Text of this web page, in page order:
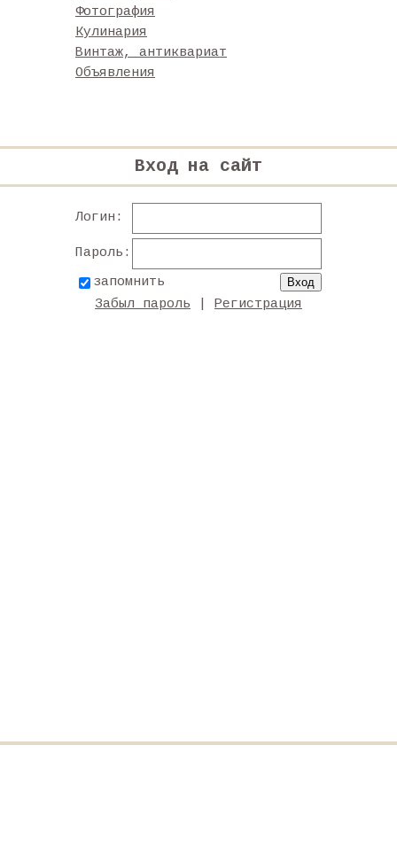
Фотография
Кулинария
Винтаж, антиквариат
Объявления
Вход на сайт
Логин:
Пароль:
запомнить
Забыл пароль
Регистрация